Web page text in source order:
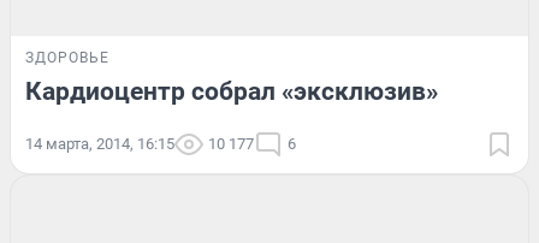
ЗДОРОВЬЕ
Кардиоцентр собрал «эксклюзив»
14 марта, 2014, 16:15 10 177 6